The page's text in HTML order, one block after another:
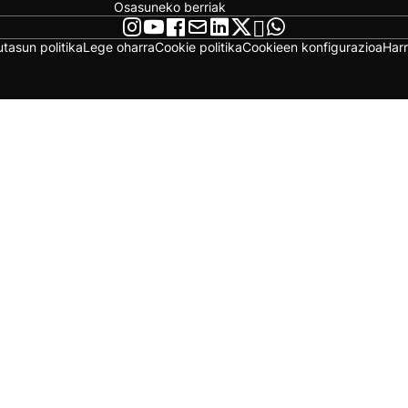
Osasuneko berriak
politikaLege oharraCookie politikaCookieen konfigurazioa